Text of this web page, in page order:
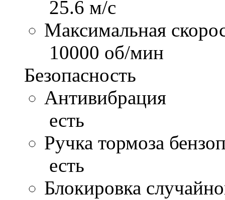
25.6 м/с
Максимальная
10000 об/мин
Безопасность
Антивибрация
есть
Ручка тормоза
есть
Блокировка